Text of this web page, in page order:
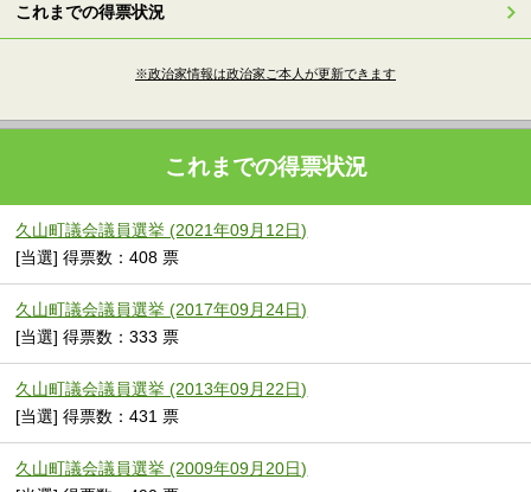
これまでの得票状況
※政治家情報は政治家ご本人が更新できます
これまでの得票状況
久山町議会議員選挙 (2021年09月12日)
[当選] 得票数：408 票
久山町議会議員選挙 (2017年09月24日)
[当選] 得票数：333 票
久山町議会議員選挙 (2013年09月22日)
[当選] 得票数：431 票
久山町議会議員選挙 (2009年09月20日)